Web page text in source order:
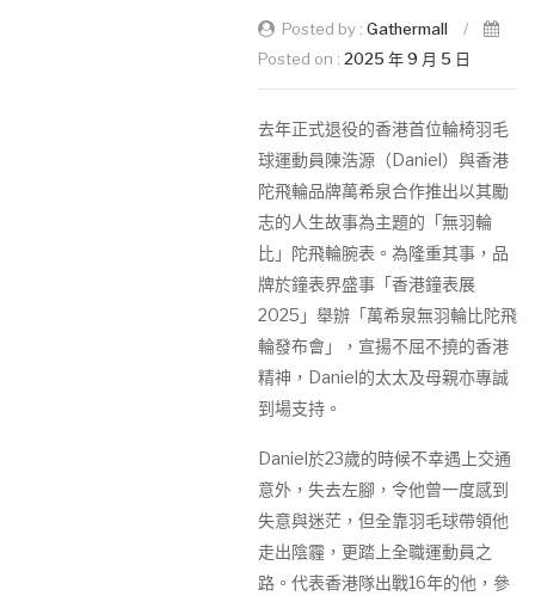
Posted by : Gathermall
/
Posted on : 2025 年 9 月 5 日
去年正式退役的香港首位輪椅羽毛
球運動員陳浩源（Daniel）與香港
陀飛輪品牌萬希泉合作推出以其勵
志的人生故事為主題的「無羽輪
比」陀飛輪腕表。為隆重其事，品
牌於鐘表界盛事「香港鐘表展
2025」舉辦「萬希泉無羽輪比陀飛
輪發布會」，宣揚不屈不撓的香港
精神，Daniel的太太及母親亦專誠
到場支持。
Daniel於23歲的時候不幸遇上交通
意外，失去左腳，令他曾一度感到
失意與迷茫，但全靠羽毛球帶領他
走出陰霾，更踏上全職運動員之
路。代表香港隊出戰16年的他，參